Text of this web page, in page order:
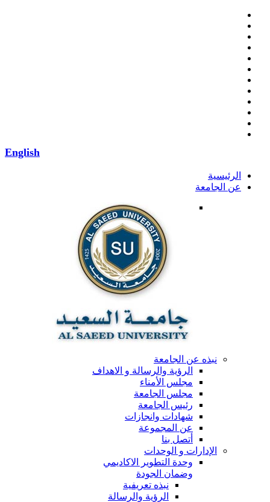
English
الرئيسية
عن الجامعة
نبذه عن الجامعة
الرؤية والرسالة و الاهداف
مجلس الأمناء
مجلس الجامعة
رئيس الجامعة
شهادات وانجازات
عن المجموعة
أتصل بنا
الإدارات و الوحدات
وحدة التطوير الاكاديمي
وضمان الجودة
نبذه تعريفية
الرؤية والرسالة